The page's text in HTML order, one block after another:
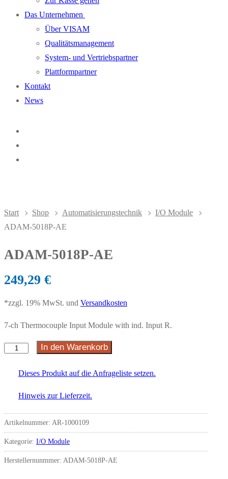
Das Unternehmen
Über VISAM
Qualitätsmanagement
System- und Vertriebspartner
Plattformpartner
Kontakt
News
Start Shop Automatisierungstechnik
I/O Module
ADAM-5018P-AE
ADAM-5018P-AE
249,29 €
*zzgl. 19% MwSt. und Versandkosten
7-ch Thermocouple Input Module with ind. Input R.
ADAM-
In den Warenkorb
Dieses Produkt auf die Anfrageliste setzen.
Hinweis zur Lieferzeit.
Artikelnummer: AR-1000109
Kategorie: I/O Module
Herstellernunmmer: ADAM-5018P-AE